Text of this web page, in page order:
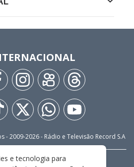
- 2009-2026- Rádio e Televisão Record S.A
CONOSCO PRIVACIDADE
e tecnologia para